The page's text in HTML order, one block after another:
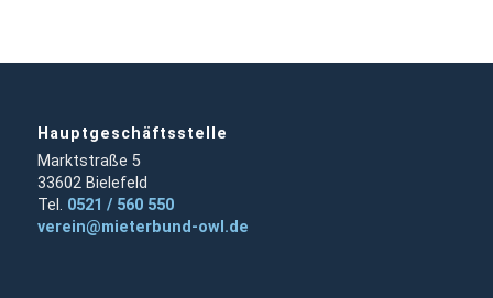
Hauptgeschäftsstelle
Marktstraße 5
33602 Bielefeld
Tel. 0521 / 560 550
verein@mieterbund-owl.de